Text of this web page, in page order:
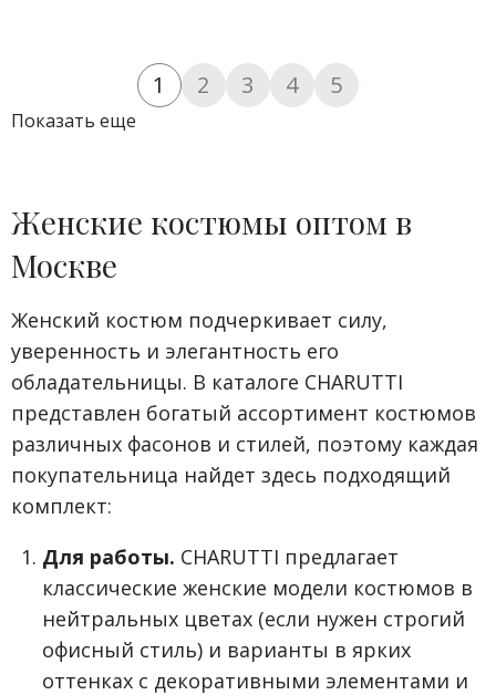
1 2 3 4 5
Показать еще
Женские костюмы оптом в
Москве
Женский костюм подчеркивает силу,
уверенность и элегантность его
обладательницы. В каталоге CHARUTTI
представлен богатый ассортимент костюмов
различных фасонов и стилей, поэтому каждая
покупательница найдет здесь подходящий
комплект:
Для работы. CHARUTTI предлагает
классические женские модели костюмов в
нейтральных цветах (если нужен строгий
офисный стиль) и варианты в ярких
оттенках с декоративными элементами и